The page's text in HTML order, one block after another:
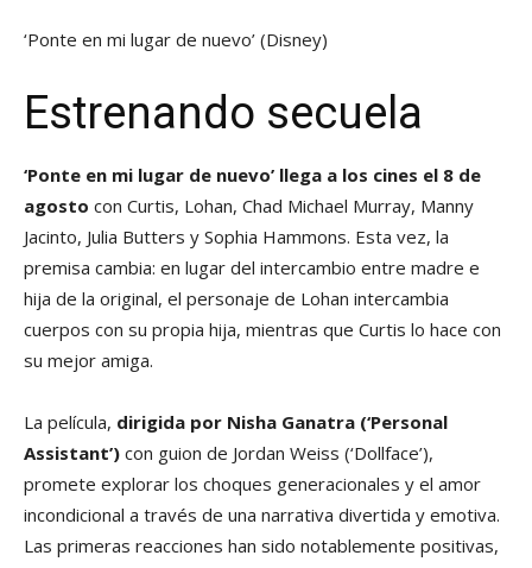
‘Ponte en mi lugar de nuevo’ (Disney)
Estrenando secuela
‘Ponte en mi lugar de nuevo’ llega a los cines el 8 de
agosto con Curtis, Lohan, Chad Michael Murray, Manny
Jacinto, Julia Butters y Sophia Hammons. Esta vez, la
premisa cambia: en lugar del intercambio entre madre e
hija de la original, el personaje de Lohan intercambia
cuerpos con su propia hija, mientras que Curtis lo hace con
su mejor amiga.
La película, dirigida por Nisha Ganatra (‘Personal
Assistant’) con guion de Jordan Weiss (‘Dollface’),
promete explorar los choques generacionales y el amor
incondicional a través de una narrativa divertida y emotiva.
Las primeras reacciones han sido notablemente positivas,